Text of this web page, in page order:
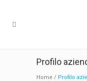
Profilo
Home / Profilo